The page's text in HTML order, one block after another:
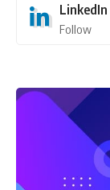
LinkedIn
Follow